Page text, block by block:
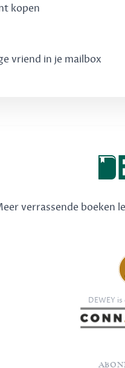
kopen
vriend in je mailbox
verrassende boeken
DEWEY